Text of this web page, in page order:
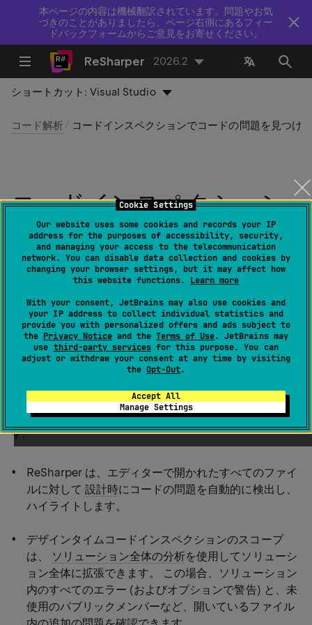
Cookie Settings
Our website uses some cookies and records your IP
address for the purposes of accessibility, security,
and managing your access to the telecommunication
network. You can disable data collection and cookies by
changing your browser settings, but it may affect how
this website functions. Learn more
With your consent, JetBrains may also use cookies and
your IP address to collect individual statistics and
provide you with personalized offers and ads subject to
the Privacy Noticeand the Terms of Use. JetBrains may
use third-party servicesfor this purpose. You can
adjust or withdraw your consent at any time by visiting
the Opt-Out.
Accept All
Manage Settings
本ページの内容は機械翻訳されています。問題やお気
づきのことがありましたら、ページ右側にあるフィー
ドバックフォームからご意見をお寄せください。
ReSharper 2026.2
ショートカット:Visual Studio
コード解析 コードインスペクションでコードの問題を見つける
コードインスペクション
でコードの問題を見つけ
る
ReSharper の静的コード解析はコードインスペクション
と呼ばれ、サポートされているすべての言語のコードに
2300 を超える個別のコードインスペクションを適用し
コードの問題はいくつかの方法で見つけることができま
す:
ReSharper は、エディターで開かれたすべてのファイ
ルに対して設計時にコードの問題を自動的に検出し、
ハイライトします。
デザインタイムコードインスペクションのスコープ
は、
ソリューション全体の分析を使用してソリューシ
ョン全体に拡張できます。 この場合、ソリューション
内のすべてのエラー (およびオプションで警告) と、未
使用のパブリックメンバーなど、開いているファイル